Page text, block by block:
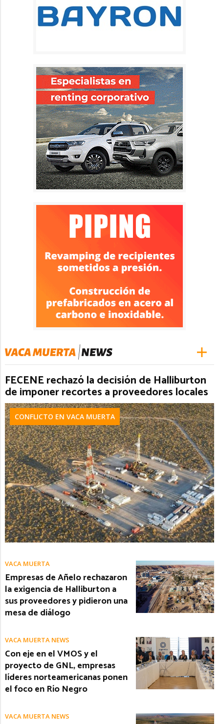
FECENE rechazó la decisión de Halliburton
de imponer recortes a proveedores locales
CONFLICTO EN VACA MUERTA
VACA MUERTA
Empresas de Añelo rechazaron
la exigencia de Halliburton a
sus proveedores y pidieron una
mesa de diálogo
VACA MUERTA NEWS
Con eje en el VMOS y el
proyecto de GNL, empresas
líderes norteamericanas ponen
el foco en Río Negro
VACA MUERTA NEWS